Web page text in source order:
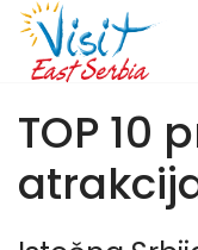
TOP 10